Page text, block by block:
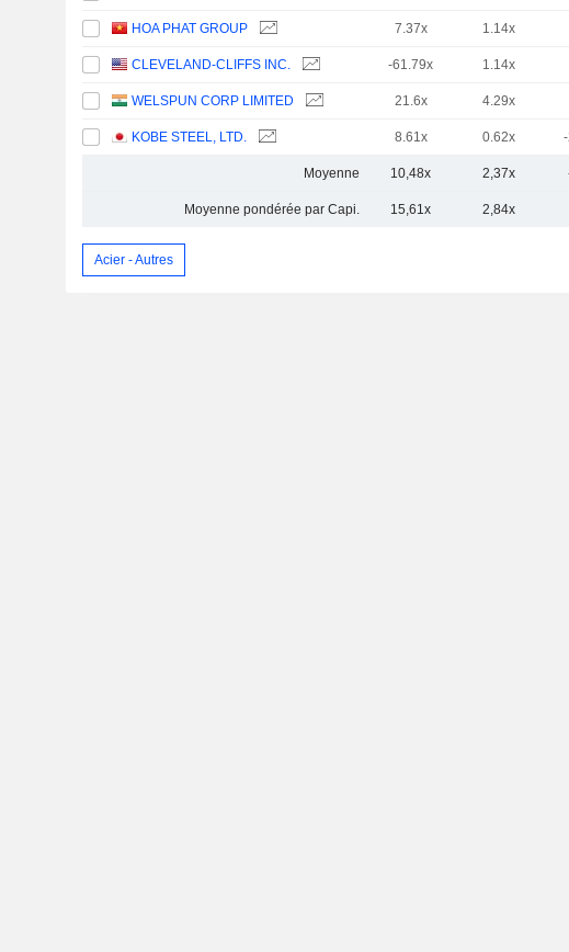
HOA PHAT GROUP 7.37x 1.14x
CLEVELAND-CLIFFS INC. -61.79x 1.14x
WELSPUN CORP LIMITED 21.6x 4.29x
KOBE STEEL, LTD. 8.61x 0.62x
Moyenne 10,48x 2,37x
Moyenne pondérée par Capi. 15,61x 2,84x
Acier - Autres